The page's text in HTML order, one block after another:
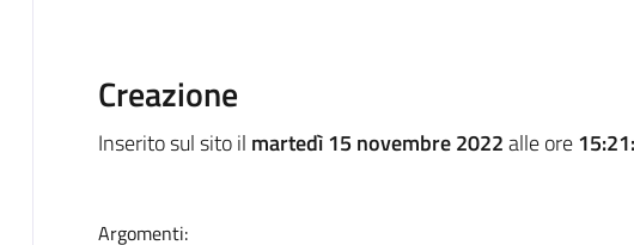
Creazione
Inserito sul sito il martedì 15 novembre 2022alle ore
Argomenti: